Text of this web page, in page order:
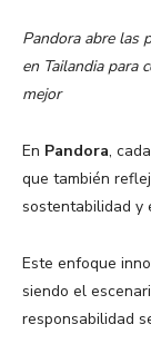
Pandora abre las
en Tailandia para
mejor
En Pandora,
que también
sostentabilidad y
Este enfoque
siendo el
responsabilidad